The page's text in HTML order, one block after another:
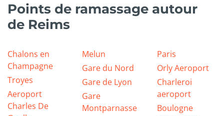
Points de ramassage autour
de Reims
Chalons en
Champagne
Troyes
Aeroport
Charles De
Melun
Gare du Nord
Gare de Lyon
Gare
Montparnasse
Paris
Orly Aeroport
Charleroi
aeroport
Boulogne